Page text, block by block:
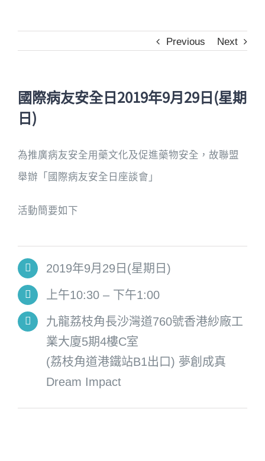
Previous Next
國際病友安全日2019年9月29日(星期
日)
為推廣病友安全用藥文化及促進藥物安全，故聯盟
舉辦「國際病友安全日座談會」
活動簡要如下
2019年9月29日(星期日)
上午10:30 – 下午1:00
九龍荔枝角長沙灣道760號香港紗廠工
業大廈5期4樓C室
(荔枝角道港鐵站B1出口) 夢創成真
Dream Impact